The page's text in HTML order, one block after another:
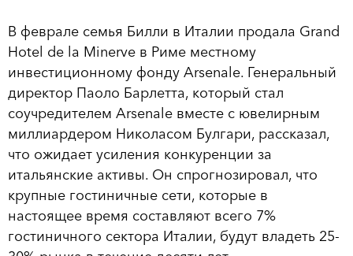
В феврале семья Билли в Италии продала Grand
Hotel de la Minerve в Риме местному
инвестиционному фонду Arsenale. Генеральный
директор Паоло Барлетта, который стал
соучредителем Arsenale вместе с ювелирным
миллиардером Николасом Булгари, рассказал,
что ожидает усиления конкуренции за
итальянские активы. Он спрогнозировал, что
крупные гостиничные сети, которые в
настоящее время составляют всего 7%
гостиничного сектора Италии, будут владеть 25-